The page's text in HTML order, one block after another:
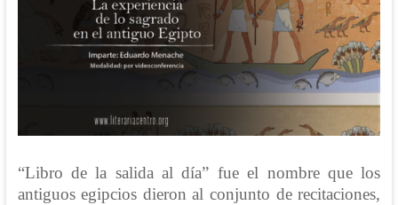
“Libro de la salida al día” fue el nombre que los
antiguos egipcios dieron al conjunto de recitaciones,